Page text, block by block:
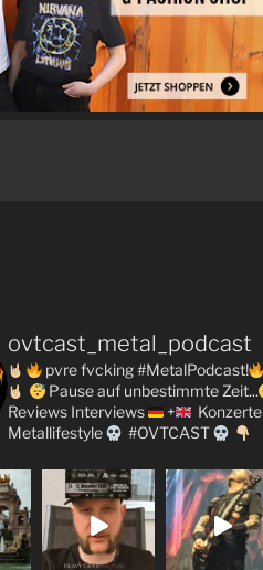
ovtcast_metal_podcast
pvre fvcking #MetalPodcast!
Pause auf unbestimmte Zeit...
Reviews Interviews +
Konzerte
Metallifestyle
#OVTCAST